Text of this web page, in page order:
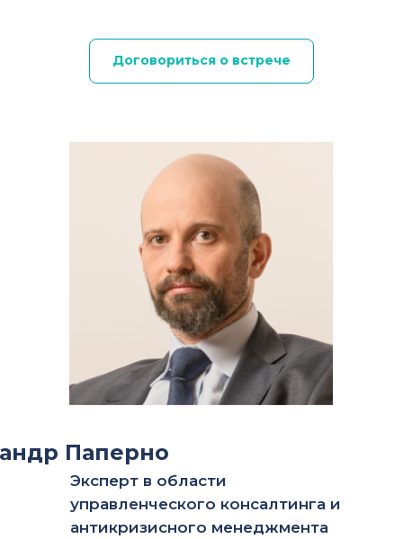
Договориться о встрече
Паперно
Эксперт в области
управленческого консалтинга и
антикризисного менеджмента